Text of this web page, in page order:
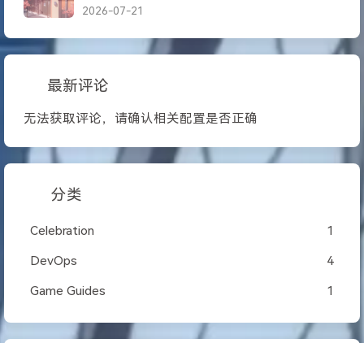
2026-07-21
最新评论
无法获取评论，请确认相关配置是否正确
分类
Celebration 1
DevOps 4
Game Guides 1